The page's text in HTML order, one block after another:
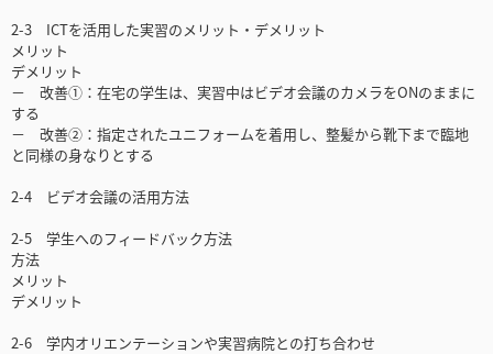
2-3 ICTを活用した実習のメリット・デメリット
メリット
デメリット
－ 改善①：在宅の学生は、実習中はビデオ会議のカメラをONのままに
する
－ 改善②：指定されたユニフォームを着用し、整髪から靴下まで臨地
と同様の身なりとする
2-4 ビデオ会議の活用方法
2-5 学生へのフィードバック方法
方法
メリット
デメリット
2-6 学内オリエンテーションや実習病院との打ち合わせ